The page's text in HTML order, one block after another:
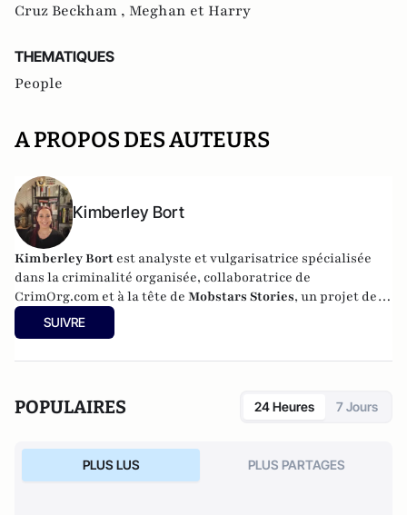
Cruz Beckham , Meghan et Harry
THEMATIQUES
People
A PROPOS DES AUTEURS
Kimberley Bort
Kimberley Bort est analyste et vulgarisatrice spécialisée
dans la criminalité organisée, collaboratrice de
CrimOrg.com et à la tête de Mobstars Stories, un projet de
contenus sur les réseaux sociaux qui explore les
dynamiques du crime organisé et ses représentations.
SUIVRE
POPULAIRES 24 Heures 7 Jours
PLUS LUS PLUS PARTAGES